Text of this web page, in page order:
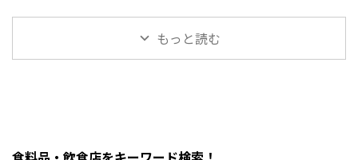
ん。 一方で、併設するガスス
テーションは7月29日から営業
メロンスムージー など、以前
にはなかったメニューも登場
ューまとめ
和スイーツで、販売開始直後か
らSNSでも話題になっていま
のコストコ営業時間と混雑状
況について詳しくはこちら GW
もっと読む